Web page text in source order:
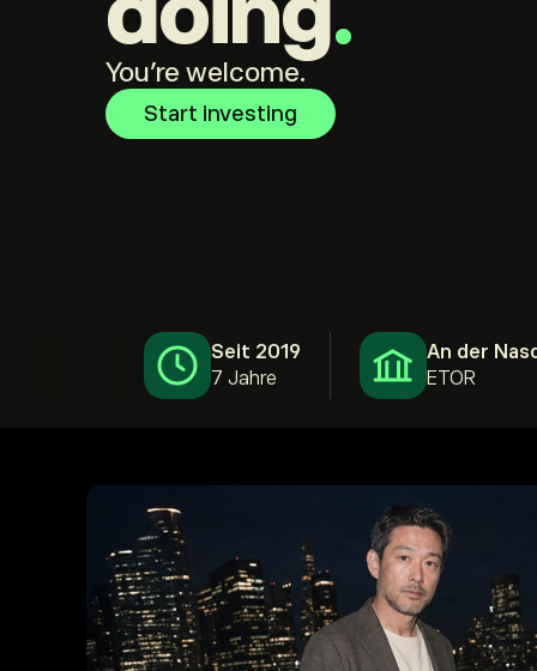
You're welcome.
Start investing
Seit 2019
7 Jahre
An der
ETOR